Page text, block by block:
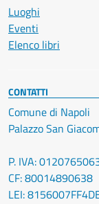
Luoghi
Eventi
Elenco libri
CONTATTI
Comune di Napoli
Palazzo San
P. IVA:
CF: 80014890638
LEI: